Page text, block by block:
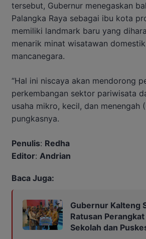
tersebut, Gubernur menegaskan
Palangka Raya sebagai ibu kota
memiliki landmark baru yang
menarik minat wisatawan
mancanegara.
“Hal ini niscaya akan mendorong
perkembangan sektor pariwisata
usaha mikro, kecil, dan menengah
pungkasnya.
Penulis: Redha
Editor: Andrian
Baca Juga:
Gubernur Kalteng
Ratusan
Sekolah dan